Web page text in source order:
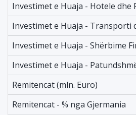
Investimet e Huaja - Hotele dhe
Investimet e Huaja - Transporti
Investimet e Huaja - Shërbime
Investimet e Huaja -
Remitencat (mln. Euro)
Remitencat - % nga Gjermania